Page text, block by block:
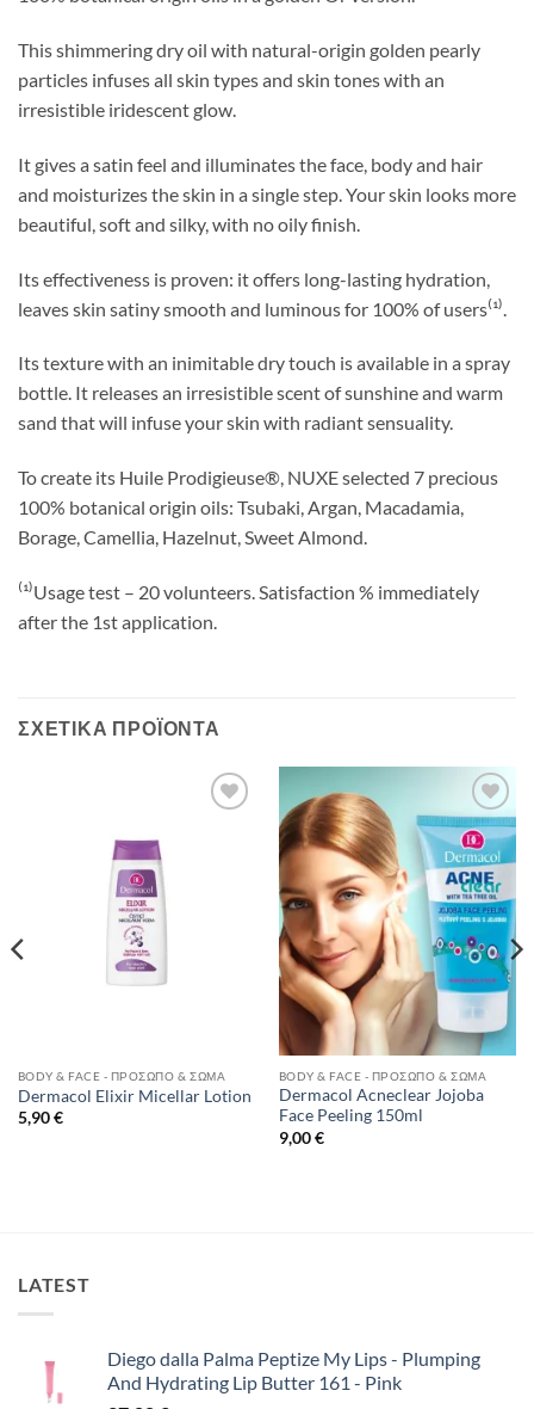
This shimmering dry oil with natural-origin golden pearly
particles infuses all skin types and skin tones with an
irresistible iridescent glow.
It gives a satin feel and illuminates the face, body and hair
and moisturizes the skin in a single step. Your skin looks more
beautiful, soft and silky, with no oily finish.
Its effectiveness is proven: it offers long-lasting hydration,
leaves skin satiny smooth and luminous for 100% of users⁽¹⁾.
Its texture with an inimitable dry touch is available in a spray
bottle. It releases an irresistible scent of sunshine and warm
sand that will infuse your skin with radiant sensuality.
To create its Huile Prodigieuse®, NUXE selected 7 precious
100% botanical origin oils: Tsubaki, Argan, Macadamia,
Borage, Camellia, Hazelnut, Sweet Almond.
⁽¹⁾Usage test – 20 volunteers. Satisfaction % immediately
after the 1st application.
ΣΧΕΤΙΚΆ ΠΡΟΪΌΝΤΑ
BODY & FACE - ΠΡΌΣΩΠΟ & ΣΏΜΑ
Dermacol Elixir Micellar Lotion
5,90€
Add to
Wishlist
BODY & FACE - ΠΡΌΣΩΠΟ & ΣΏΜΑ
Dermacol Acneclear Jojoba
Face Peeling 150ml
9,00€
LATEST
Diego dalla Palma Peptize My Lips - Plumping
And Hydrating Lip Butter 161 - Pink